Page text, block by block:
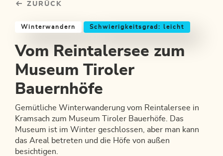
ZURÜCK
Winterwandern Schwierigkeitsgrad: leicht
Vom Reintalersee zum
Museum Tiroler
Bauernhöfe
Gemütliche Winterwanderung vom Reintalersee in
Kramsach zum Museum Tiroler Bauerhöfe. Das
Museum ist im Winter geschlossen, aber man kann
das Areal betreten und die Höfe von außen
besichtigen.